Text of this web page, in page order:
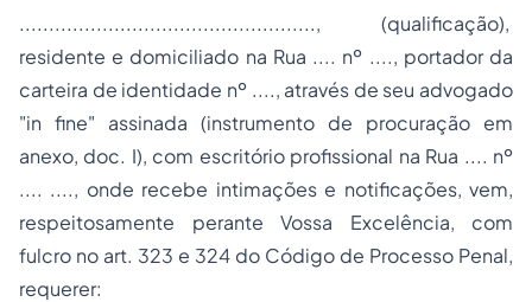
.................................................., (qualificação),
residente e domiciliado na Rua .... nº ...., portador da
carteira de identidade nº ...., através de seu advogado
"in fine" assinada (instrumento de procuração em
anexo, doc. I), com escritório profissional na Rua .... nº
.... ...., onde recebe intimações e notificações, vem,
respeitosamente perante Vossa Excelência, com
fulcro no art. 323 e 324 do Código de Processo Penal,
requerer: